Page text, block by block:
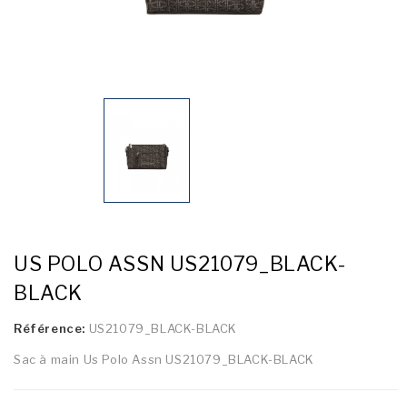
US POLO ASSN US21079_BLACK-
BLACK
Référence: US21079_BLACK-BLACK
Sac à main Us Polo Assn US21079_BLACK-BLACK